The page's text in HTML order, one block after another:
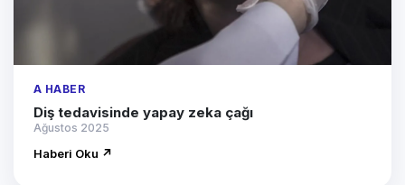
A HABER
Diş tedavisinde yapay zeka çağı
Ağustos 2025
Haberi Oku ↗